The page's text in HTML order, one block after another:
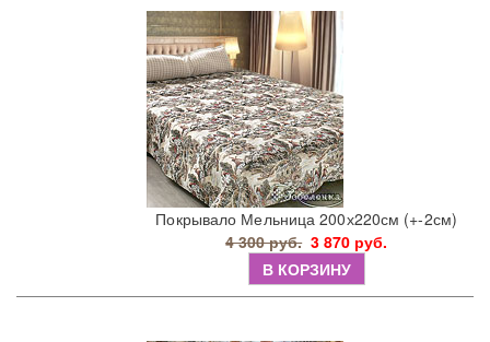
Покрывало Мельница 200х220см (+-2см)
4 300 руб. 3 870 руб.
В КОРЗИНУ